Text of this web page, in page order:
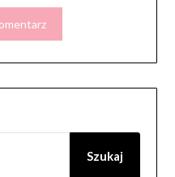
Szukaj